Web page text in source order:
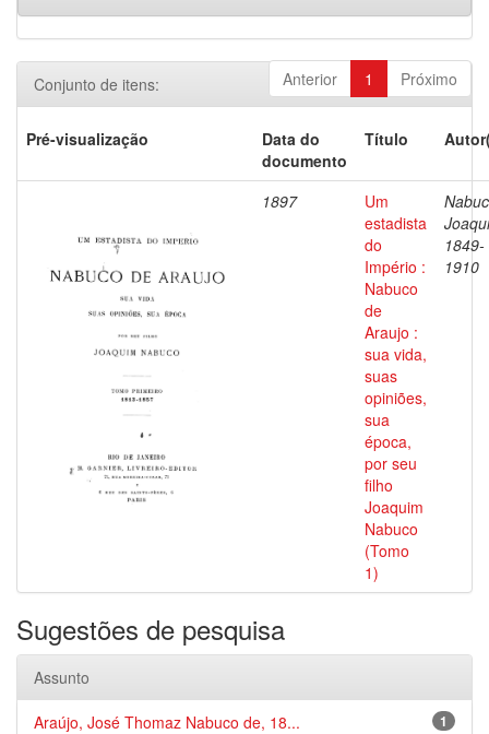
Anterior 1 Próximo
Conjunto de itens:
Pré-visualização
Data do
documento
Título
1897
Um
estadista
do
Império :
Nabuco
de
Araujo :
sua vida,
suas
opiniões,
sua
época,
por seu
filho
Joaquim
Nabuco
(Tomo
1)
1849-
1910
Sugestões de pesquisa
Assunto
1
Araújo, José Thomaz Nabuco de, 18...